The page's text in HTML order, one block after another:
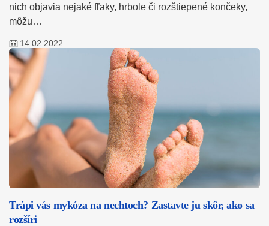
nich objavia nejaké fľaky, hrbole či rozštiepené končeky,
môžu…
14.02.2022
Trápi vás mykóza na nechtoch? Zastavte ju skôr, ako sa
rozšíri